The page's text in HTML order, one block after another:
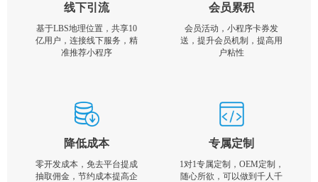
线下引流
基于LBS地理位置，共享10
亿用户，连接线下服务，精
准推荐小程序
会员累积
会员活动，小程序卡券发
送，提升会员机制，提高用
户粘性
降低成本
零开发成本，免去平台提成
抽取佣金，节约成本提高企
专属定制
1对1专属定制，OEM定制，
随心所欲，可以做到千人千